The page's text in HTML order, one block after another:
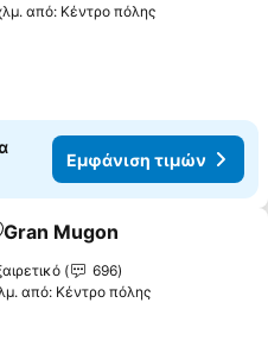
από: Κέντρο πόλης
Εμφάνιση τιμών
στα αγαπημένα
Mugon
696
από: Κέντρο πόλης